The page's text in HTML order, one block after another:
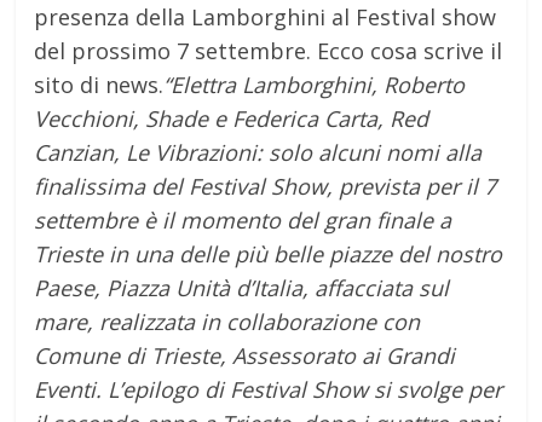
presenza della Lamborghini al Festival show
del prossimo 7 settembre. Ecco cosa scrive il
sito di news.“Elettra Lamborghini, Roberto
Vecchioni, Shade e Federica Carta, Red
Canzian, Le Vibrazioni: solo alcuni nomi alla
finalissima del Festival Show, prevista per il 7
settembre è il momento del gran finale a
Trieste in una delle più belle piazze del nostro
Paese, Piazza Unità d’Italia, affacciata sul
mare, realizzata in collaborazione con
Comune di Trieste, Assessorato ai Grandi
Eventi. L’epilogo di Festival Show si svolge per